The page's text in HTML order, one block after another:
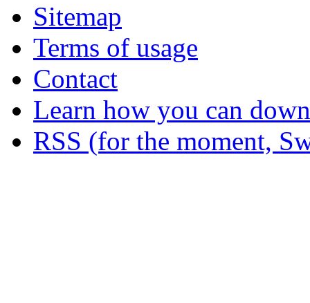
Sitemap
Terms of usage
Contact
Learn how you can
RSS (for the moment,